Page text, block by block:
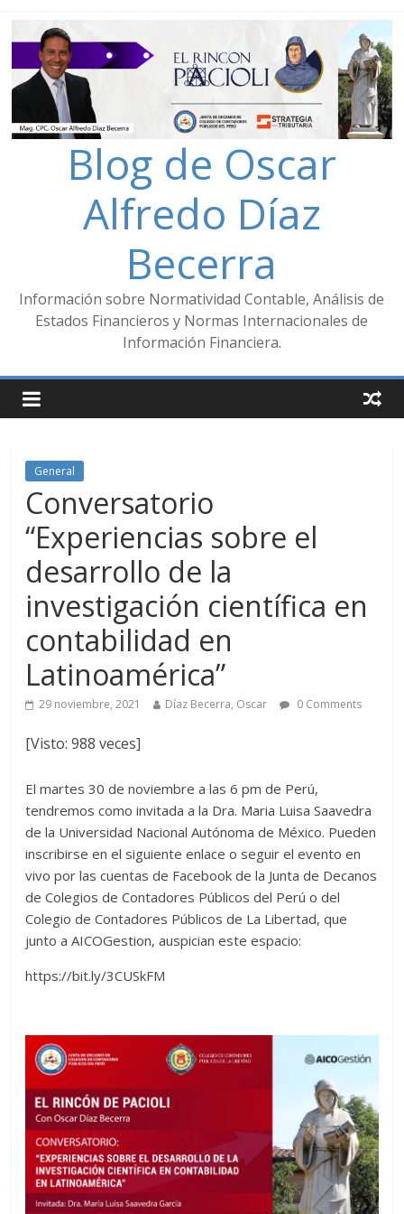
Blog de Oscar
Alfredo Díaz
Becerra
Información sobre Normatividad Contable, Análisis de
Estados Financieros y Normas Internacionales de
Información Financiera.
General
Conversatorio
“Experiencias sobre el
desarrollo de la
investigación científica en
contabilidad en
Latinoamérica”
29 noviembre, 2021 Díaz Becerra, Oscar 0 Comments
[Visto: 988 veces]
El martes 30 de noviembre a las 6 pm de Perú,
tendremos como invitada a la Dra. Maria Luisa Saavedra
de la Universidad Nacional Autónoma de México. Pueden
inscribirse en el siguiente enlace o seguir el evento en
vivo por las cuentas de Facebook de la Junta de Decanos
de Colegios de Contadores Públicos del Perú o del
Colegio de Contadores Públicos de La Libertad, que
junto a AICOGestion, auspician este espacio:
https://bit.ly/3CUSkFM